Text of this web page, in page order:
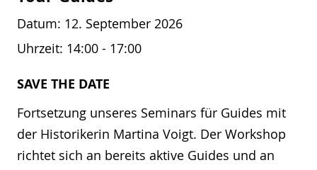
Datum: 12. September 2026
Uhrzeit: 14:00 - 17:00
SAVE THE DATE
Fortsetzung unseres Seminars für Guides mit
der Historikerin Martina Voigt. Der Workshop
richtet sich an bereits aktive Guides und an